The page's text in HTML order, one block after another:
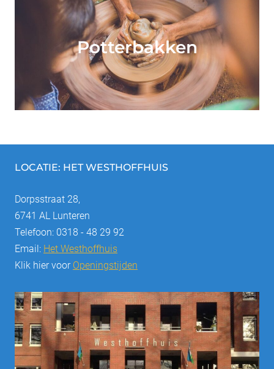
Potterbakken
LOCATIE: HET WESTHOFFHUIS
Dorpsstraat 28,
6741 AL Lunteren
Telefoon: 0318 - 48 29 92
Email: Het Westhoffhuis
Klik hier voor Openingstijden